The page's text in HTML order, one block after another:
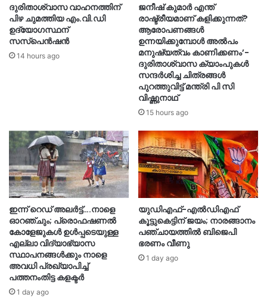
ദുരിതാശ്വാസ വാഹനത്തിന്
പിഴ ചുമത്തിയ എം.വി.ഡി
ഉദ്യോഗസ്ഥന്
സസ്‌പെൻഷൻ
14 hours ago
ജനീഷ് കുമാർ എന്ത്
രാഷ്ട്രീയമാണ് കളിക്കുന്നത്?
ആരോപണങ്ങൾ
ഉന്നയിക്കുമ്പോൾ അൽപം
മനുഷ്യത്വം കാണിക്കണം’-
ദുരിതാശ്വാസ ക്യാംപുകള്‍
സന്ദര്‍ശിച്ച ചിത്രങ്ങള്‍
പുറത്തുവിട്ട് മന്ത്രി പി സി
വിഷ്ണുനാഥ്
15 hours ago
ഇന്ന് റെഡ് അലർട്ട്….നാളെ
ഓറഞ്ചും; പ്രൊഫഷണൽ
കോളേജുകൾ ഉൾപ്പടെയുള്ള
എല്ലാ വിദ്യാഭ്യാസ
സ്ഥാപനങ്ങൾക്കും നാളെ
അവധി പ്രഖ്യാപിച്ച്
പത്തനംതിട്ട കളക്ടർ
1 day ago
യുഡിഎഫ്-എൽഡിഎഫ്
കൂട്ടുകെട്ടിന് ജയം; നാരങ്ങാനം
പഞ്ചായത്തില്‍ ബിജെപി
ഭരണം വീണു
1 day ago